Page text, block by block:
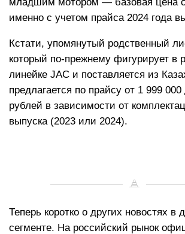
именно с учетом прайса 2024 года
Кстати, упомянутый родственный
который по-прежнему фигурирует в
линейке JAC и поставляется из
предлагается по прайсу от 1 999
рублей в зависимости от
выпуска (2023 или 2024).
Теперь коротко о других новостях в
сегменте. На российский рынок